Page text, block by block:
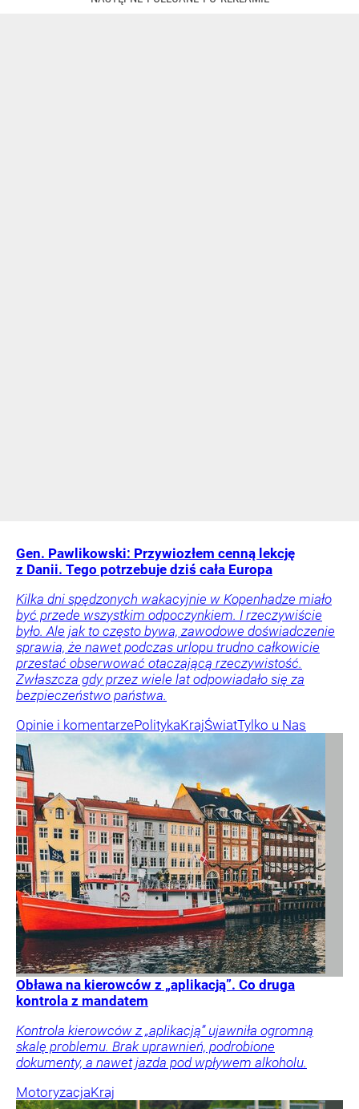
Gen. Pawlikowski: Przywiozłem cenną lekcję
z Danii. Tego potrzebuje dziś cała Europa
Kilka dni spędzonych wakacyjnie w Kopenhadze miało
być przede wszystkim odpoczynkiem. I rzeczywiście
było. Ale jak to często bywa, zawodowe doświadczenie
sprawia, że nawet podczas urlopu trudno całkowicie
przestać obserwować otaczającą rzeczywistość.
Zwłaszcza gdy przez wiele lat odpowiadało się za
bezpieczeństwo państwa.
Opinie i komentarzePolitykaKrajŚwiatTylko u Nas
Obława na kierowców z „aplikacją”. Co druga
kontrola z mandatem
Kontrola kierowców z „aplikacją” ujawniła ogromną
skalę problemu. Brak uprawnień, podrobione
dokumenty, a nawet jazda pod wpływem alkoholu.
MotoryzacjaKraj